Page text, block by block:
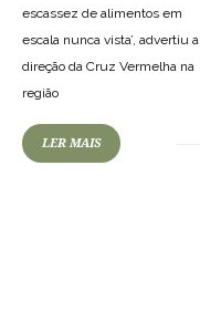
escassez de alimentos em
escala nunca vista’, advertiu a
direção da Cruz Vermelha na
região
LER MAIS